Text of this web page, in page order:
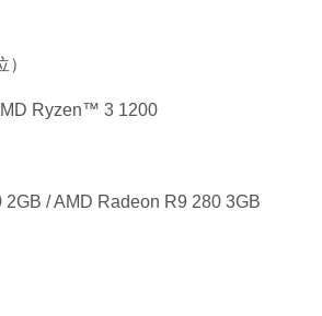
Ryzen™ 3 1200
/ AMD Radeon R9 280 3GB